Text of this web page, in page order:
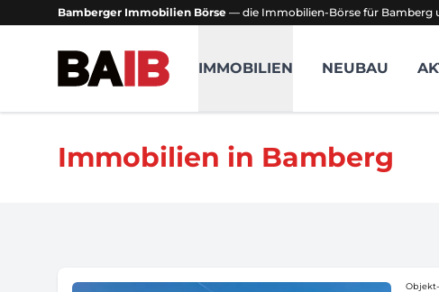
Bamberger Immobilien Börse — die Immobilien-Börse für Bamberg
Bamberger Immobilien Börse
IMMOBILIEN NEUBAU
Immobilien in Bamberg
Objekt-